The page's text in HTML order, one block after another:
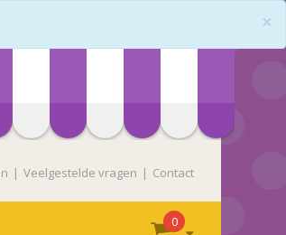
×
Veelgestelde vragen Contact
0